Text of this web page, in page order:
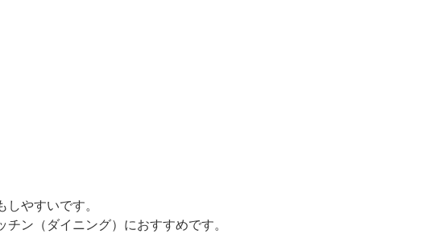
やすいです。
ン（ダイニング）におすすめです。